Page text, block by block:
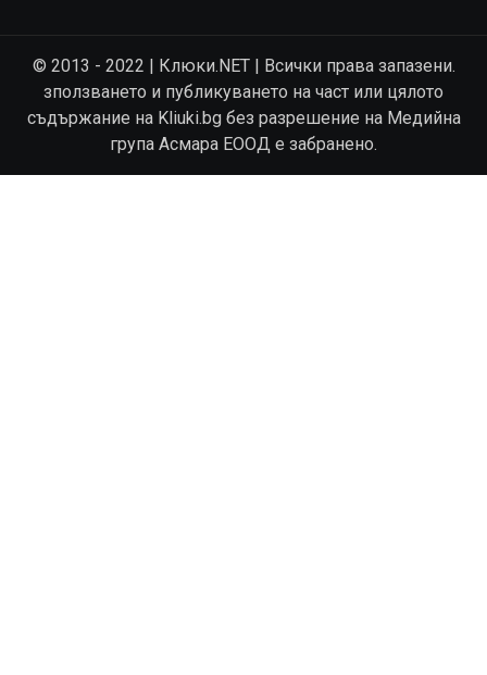
© 2013 - 2022 | Клюки.NET | Всички права запазени.
зползването и публикуването на част или цялото
съдържание на Kliuki.bg без разрешение на Медийна
група Асмара ЕООД е забранено.